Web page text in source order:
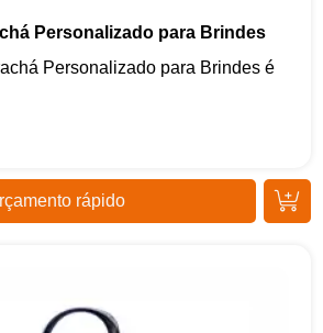
Personalizado para Brindes
Personalizado para Brindes é
rápido